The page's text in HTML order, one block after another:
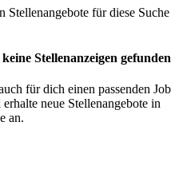
Stellenangebote für diese Suche
Stellenanzeigen gefunden
für dich einen passenden Job
neue Stellenangebote in
an.